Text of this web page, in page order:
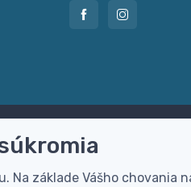
Na základe Vášho chovania